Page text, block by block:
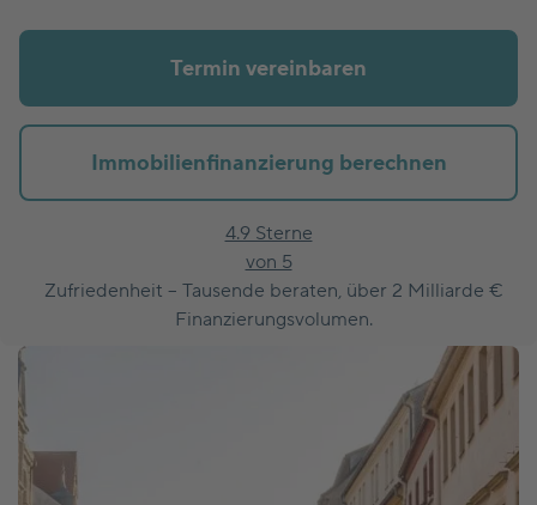
Termin vereinbaren
Immobilienfinanzierung berechnen
4.9 Sterne
von 5
Zufriedenheit – Tausende beraten, über 2 Milliarde €
Finanzierungsvolumen.